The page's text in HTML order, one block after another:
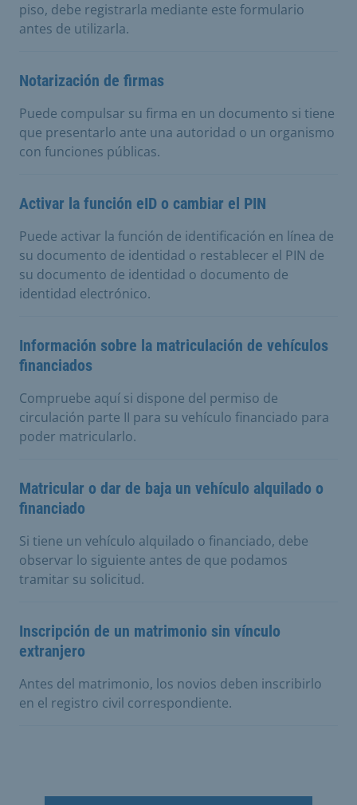
piso, debe registrarla mediante este formulario
antes de utilizarla.
Notarización de firmas
Puede compulsar su firma en un documento si tiene
que presentarlo ante una autoridad o un organismo
con funciones públicas.
Activar la función eID o cambiar el PIN
Puede activar la función de identificación en línea de
su documento de identidad o restablecer el PIN de
su documento de identidad o documento de
identidad electrónico.
Información sobre la matriculación de vehículos
financiados
Compruebe aquí si dispone del permiso de
circulación parte II para su vehículo financiado para
poder matricularlo.
Matricular o dar de baja un vehículo alquilado o
financiado
Si tiene un vehículo alquilado o financiado, debe
observar lo siguiente antes de que podamos
tramitar su solicitud.
Inscripción de un matrimonio sin vínculo
extranjero
Antes del matrimonio, los novios deben inscribirlo
en el registro civil correspondiente.